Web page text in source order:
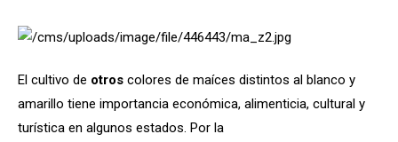
El cultivo de otros colores de maíces distintos al blanco y
amarillo tiene importancia económica, alimenticia, cultural y
turística en algunos estados. Por la